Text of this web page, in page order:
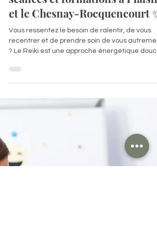
5 janv.
3 min de lecture
Reiki dans les Yvelines (78) :
séances et formations à Plaisir
et le Chesnay-Rocquencourt ✨
Vous ressentez le besoin de ralentir, de vous
et naturelle pour retrouver de l’apaisement, de
l’énergie et un meilleur équilibre intérieur.